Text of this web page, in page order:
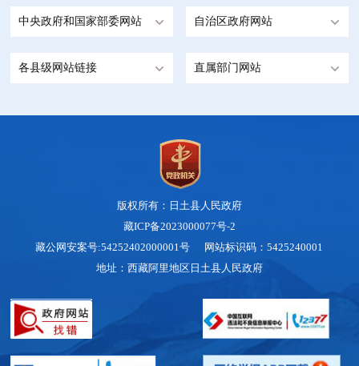
中央政府和国家部委网站 自治区政府网站
各县级网站链接 直属部门网站
版权所有：日土县人民政府
藏ICP备2023000077号-2
藏公网安案号:54252402000001号 网站标识码：5425240001
地址：西藏阿里地区日土县人民政府